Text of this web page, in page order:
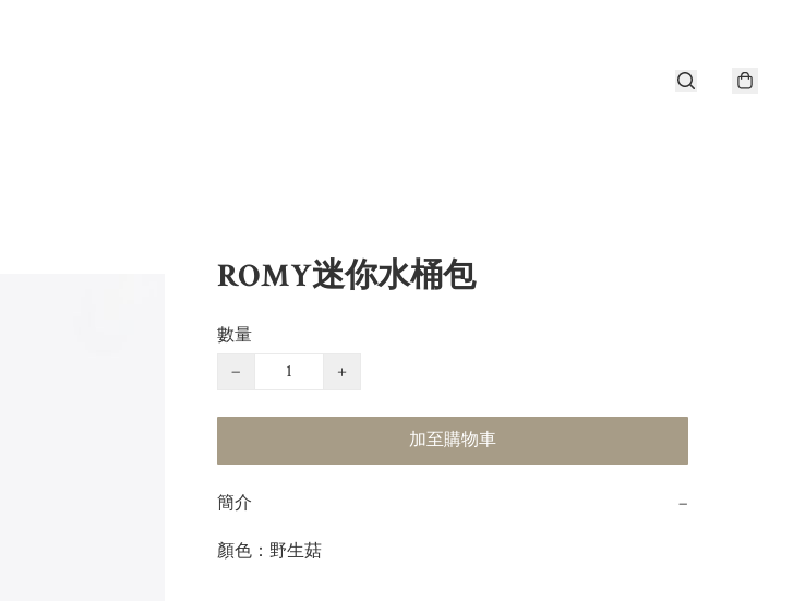
ROMY迷你水桶包
數量
−
+
加至購物車
簡介 −
顏色：野生菇